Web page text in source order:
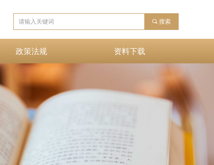
政策法规
政策法规
资料下载
끠 搜索